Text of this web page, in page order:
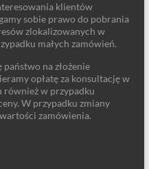
klientów
sobie prawo do pobrania
zlokalizowanych w
małych zamówień.
na złożenie
opłatę za konsultację w
również w przypadku
W przypadku zmiany
zamówienia.